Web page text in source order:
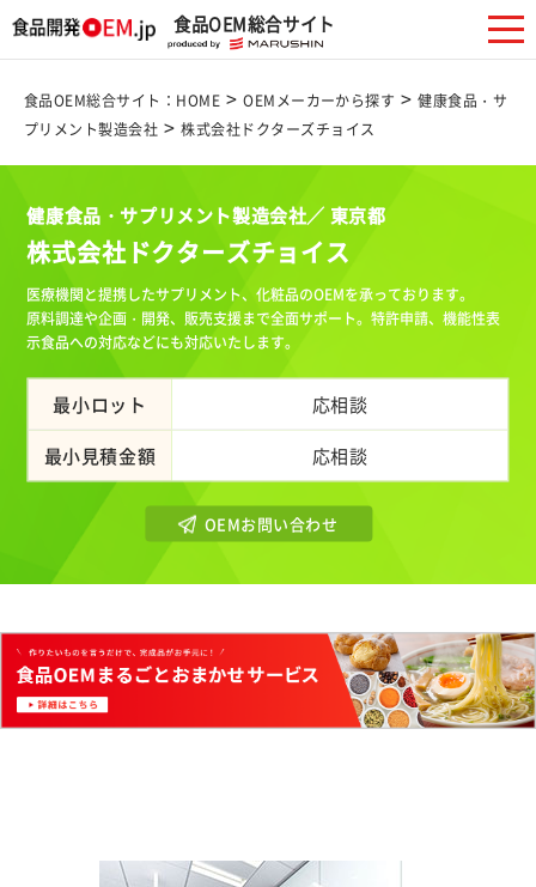
食品OEM総合サイト
食品OEM総合サイト：HOME >OEMメーカーから探す >健康食品・サ
プリメント製造会社 >株式会社ドクターズチョイス
健康食品・サプリメント製造会社／ 東京都
株式会社ドクターズチョイス
医療機関と提携したサプリメント、化粧品のOEMを承っております。
原料調達や企画・開発、販売支援まで全面サポート。特許申請、機能性表
示食品への対応などにも対応いたします。
最小ロット
応相談
最小見積金額
応相談
OEMお問い合わせ